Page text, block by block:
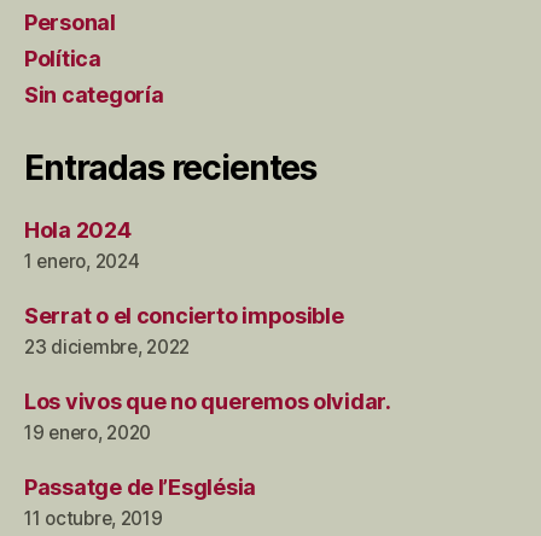
Personal
Política
Sin categoría
Entradas recientes
Hola 2024
1 enero, 2024
Serrat o el concierto imposible
23 diciembre, 2022
Los vivos que no queremos olvidar.
19 enero, 2020
Passatge de l’Església
11 octubre, 2019